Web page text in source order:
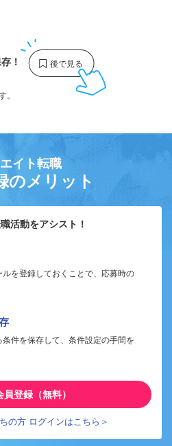
！
。
イト転職
のメリット
活動をアシスト！
を登録しておくことで、応募時の
件を保存して、条件設定の手間を
員登録（無料）
の方 ログインはこちら＞